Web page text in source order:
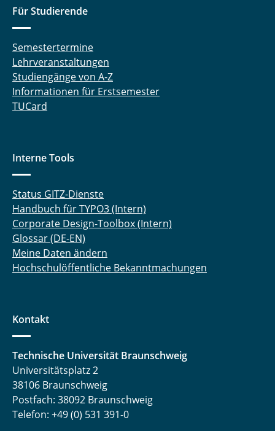
Für Studierende
Semestertermine
Lehrveranstaltungen
Studiengänge von A-Z
Informationen für Erstsemester
TUCard
Interne Tools
Status GITZ-Dienste
Handbuch für TYPO3 (Intern)
Corporate Design-Toolbox (Intern)
Glossar (DE-EN)
Meine Daten ändern
Hochschulöffentliche Bekanntmachungen
Kontakt
Technische Universität Braunschweig
Universitätsplatz 2
38106 Braunschweig
Postfach: 38092 Braunschweig
Telefon: +49 (0) 531 391-0